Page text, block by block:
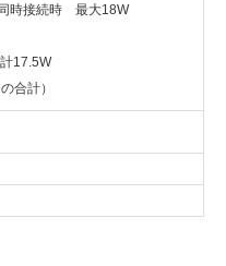
時接続時 最大18W
17.5W
合計）